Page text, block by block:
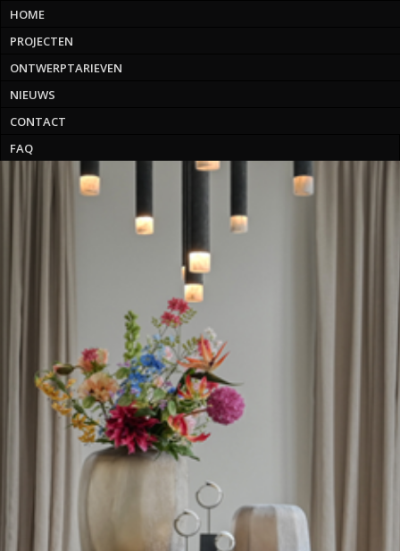
HOME
PROJECTEN
ONTWERPTARIEVEN
NIEUWS
CONTACT
FAQ